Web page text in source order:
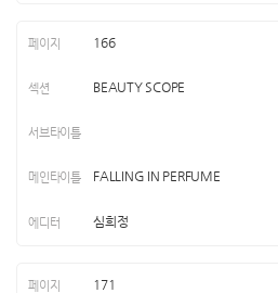
166
BEAUTY SCOPE
FALLING IN PERFUME
심희정
171